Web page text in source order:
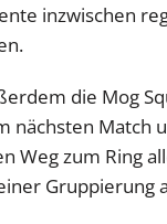
inzwischen
die Mog
nächsten Match
Weg zum Ring
Gruppierung